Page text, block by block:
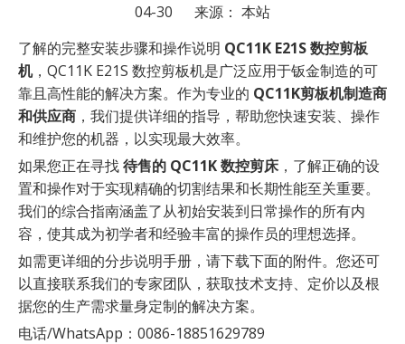
04-30 来源： 本站
了解的完整安装步骤和操作说明 QC11K E21S 数控剪板
机，QC11K E21S 数控剪板机是广泛应用于钣金制造的可
靠且高性能的解决方案。作为专业的 QC11K剪板机制造商
和供应商 ，我们提供详细的指导，帮助您快速安装、操作
和维护您的机器，以实现最大效率。
如果您正在寻找待售的 QC11K 数控剪床，了解正确的设
置和操作对于实现精确的切割结果和长期性能至关重要。
我们的综合指南涵盖了从初始安装到日常操作的所有内
容，使其成为初学者和经验丰富的操作员的理想选择。
如需更详细的分步说明手册，请下载下面的附件。您还可
以直接联系我们的专家团队，获取技术支持、定价以及根
据您的生产需求量身定制的解决方案。
电话/WhatsApp：0086-18851629789